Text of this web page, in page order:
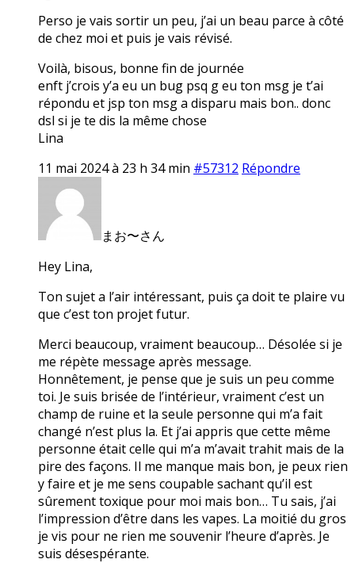
Perso je vais sortir un peu, j’ai un beau parce à côté
de chez moi et puis je vais révisé.
Voilà, bisous, bonne fin de journée
enft j’crois y’a eu un bug psq g eu ton msg je t’ai
répondu et jsp ton msg a disparu mais bon.. donc
dsl si je te dis la même chose
Lina
11 mai 2024 à 23 h 34 min #57312 Répondre
まお〜さん
Hey Lina,
Ton sujet a l’air intéressant, puis ça doit te plaire vu
que c’est ton projet futur.
Merci beaucoup, vraiment beaucoup… Désolée si je
me répète message après message.
Honnêtement, je pense que je suis un peu comme
toi. Je suis brisée de l’intérieur, vraiment c’est un
champ de ruine et la seule personne qui m’a fait
changé n’est plus la. Et j’ai appris que cette même
personne était celle qui m’a m’avait trahit mais de la
pire des façons. Il me manque mais bon, je peux rien
y faire et je me sens coupable sachant qu’il est
sûrement toxique pour moi mais bon… Tu sais, j’ai
l’impression d’être dans les vapes. La moitié du gros
je vis pour ne rien me souvenir l’heure d’après. Je
suis désespérante.